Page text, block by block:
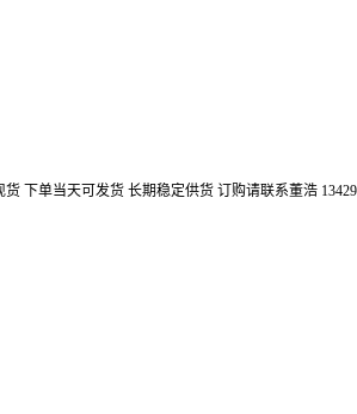
下单当天可发货 长期稳定供货 订购请联系董浩